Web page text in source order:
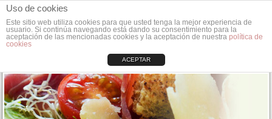
Uso de cookies
Este sitio web utiliza cookies para que usted tenga la mejor experiencia de
usuario. Si continúa navegando está dando su consentimiento para la
aceptación de las mencionadas cookies y la aceptación de nuestra política de
cookies
ACEPTAR